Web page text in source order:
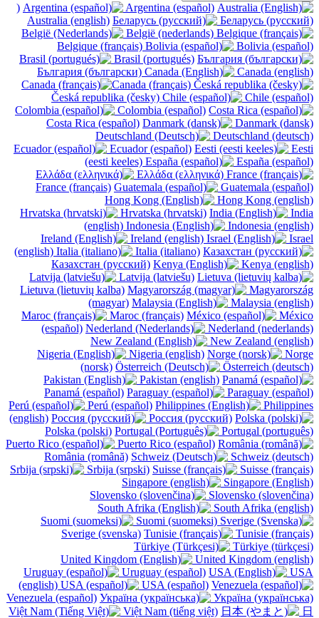
)
Argentina (español)
Australia (english)
Беларусь (русский)
België (nederlands)
Belgique (français)
Bolivia (español)
Brasil (portugués)
България (български)
Canada (english)
Canada (français)
Česká republika (česky)
Chile (español)
Colombia (español)
Costa Rica (español)
Danmark (dansk)
Deutschland (deutsch)
Ecuador (español)
Eesti
(eesti keeles)
España (español)
Ελλάδα (ελληνικά)
France (français)
Guatemala (español)
Hong Kong (english)
Hrvatska (hrvatski)
India
(english)
Indonesia (english)
Ireland (english)
Israel
(english)
Italia (italiano)
Казахстан (русский)
Kenya (english)
Latvija (latviešu)
Lietuva (lietuvių kalba)
Magyarország
(magyar)
Malaysia (english)
Maroc (français)
México
(español)
Nederland (nederlands)
New Zealand (english)
Nigeria (english)
Norge
(norsk)
Österreich (deutsch)
Pakistan (english)
Panamá (español)
Paraguay (español)
Perú (español)
Philippines
(english)
Россия (русский)
Polska (polski)
Portugal (português)
Puerto Rico (español)
România (română)
Schweiz (deutsch)
Srbija (srpski)
Suisse (français)
Singapore (English)
Slovensko (slovenčina)
South Afrika (english)
Suomi (suomeksi)
Sverige (svenska)
Tunisie (français)
Türkiye (türkçesi)
United Kingdom (english)
Uruguay (español)
USA
(english)
USA (español)
Venezuela (español)
Україна (українська)
Việt Nam (tiếng việt)
日